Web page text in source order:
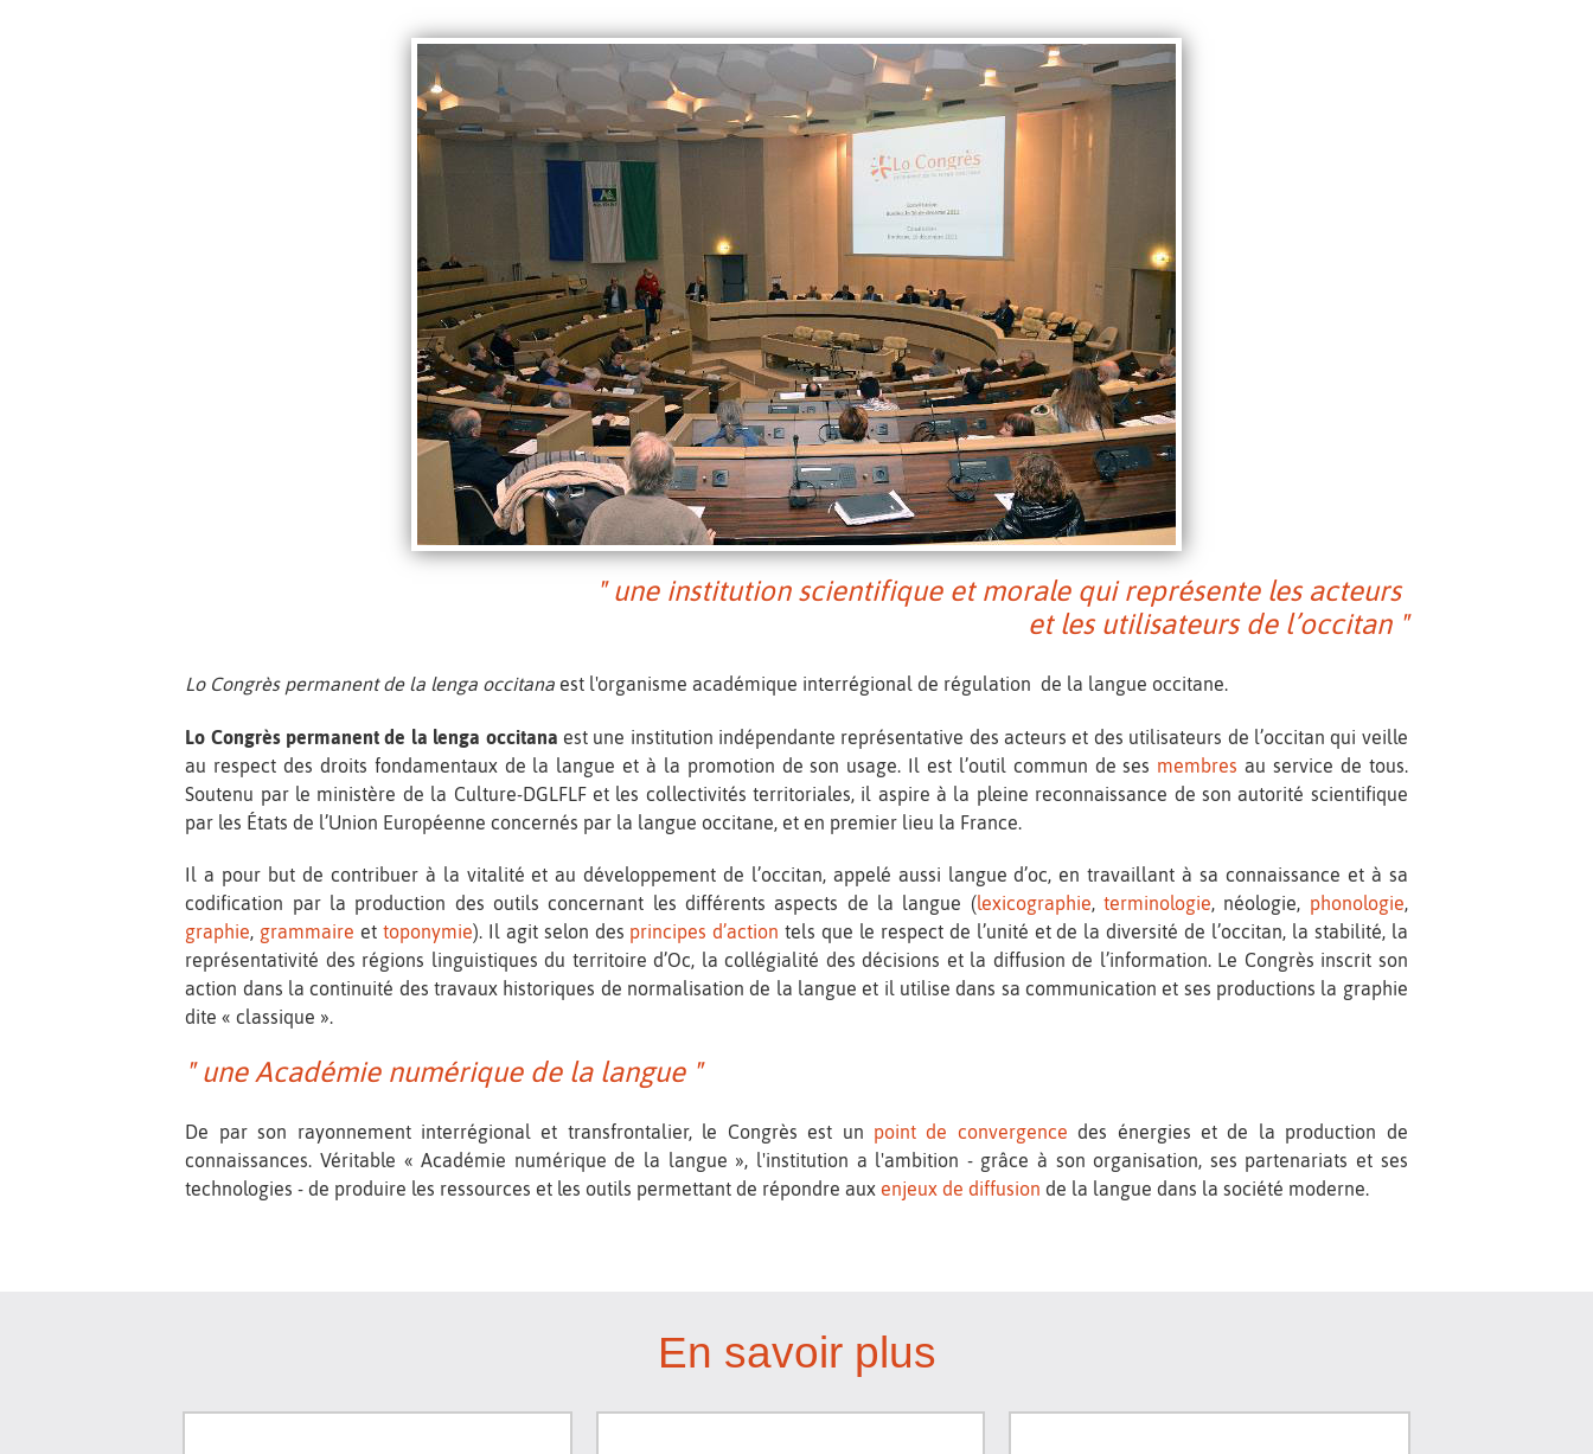
" une institution scientifique et morale qui représente les acteurs
et les utilisateurs de l’occitan "
Lo Congrès permanent de la lenga occitana est l'organisme académique interrégional de régulation de la langue occitane.
Lo Congrès permanent de la lenga occitana est une institution indépendante représentative des acteurs et des utilisateurs de l’occitan qui veille
au respect des droits fondamentaux de la langue et à la promotion de son usage. Il est l’outil commun de ses membresau service de tous.
Soutenu par le ministère de la Culture-DGLFLF et les collectivités territoriales, il aspire à la pleine reconnaissance de son autorité scientifique
par les États de l’Union Européenne concernés par la langue occitane, et en premier lieu la France.
Il a pour but de contribuer à la vitalité et au développement de l’occitan, appelé aussi langue d’oc, en travaillant à sa connaissance et à sa
codification par la production des outils concernant les différents aspects de la langue (lexicographie, terminologie, néologie, phonologie,
graphie, grammaire ettoponymie). Il agit selon des principes d’action tels que le respect de l’unité et de la diversité de l’occitan, la stabilité, la
représentativité des régions linguistiques du territoire d’Oc, la collégialité des décisions et la diffusion de l’information. Le Congrès inscrit son
action dans la continuité des travaux historiques de normalisation de la langue et il utilise dans sa communication et ses productions la graphie
dite « classique ».
" une Académie numérique de la langue "
De par son rayonnement interrégional et transfrontalier, le Congrès est un point de convergence des énergies et de la production de
connaissances. Véritable « Académie numérique de la langue », l'institution a l'ambition - grâce à son organisation, ses partenariats et ses
technologies - de produire les ressources et les outils permettant de répondre auxenjeux de diffusion de la langue dans la société moderne.
En savoir plus